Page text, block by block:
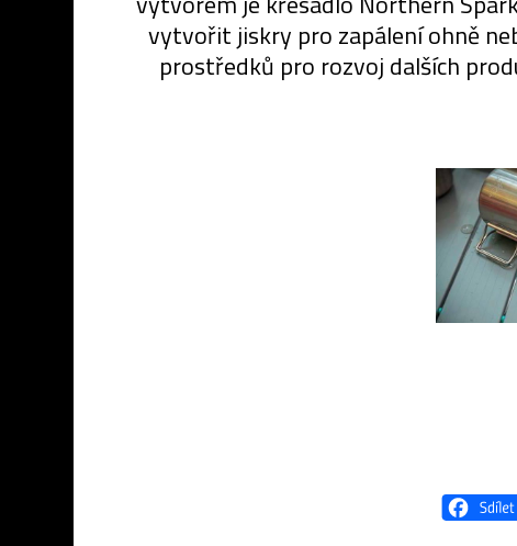
vytvořit jiskry pro zapálení ohně
prostředků pro rozvoj dalších